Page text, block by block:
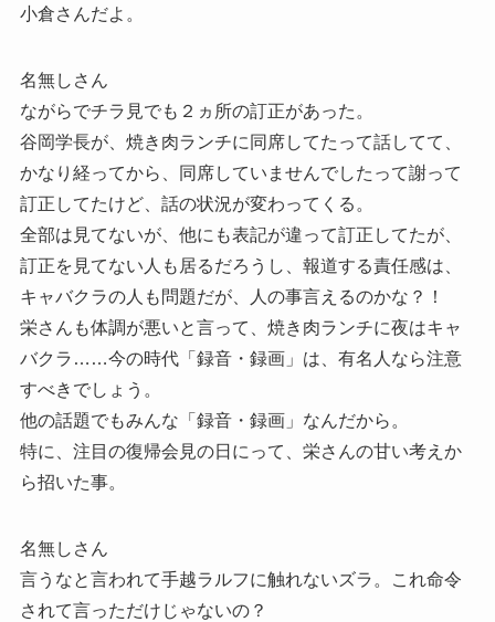
小倉さんだよ。
名無しさん
ながらでチラ見でも２ヵ所の訂正があった。
谷岡学長が、焼き肉ランチに同席してたって話してて、
かなり経ってから、同席していませんでしたって謝って
訂正してたけど、話の状況が変わってくる。
全部は見てないが、他にも表記が違って訂正してたが、
訂正を見てない人も居るだろうし、報道する責任感は、
キャバクラの人も問題だが、人の事言えるのかな？！
栄さんも体調が悪いと言って、焼き肉ランチに夜はキャ
バクラ……今の時代「録音・録画」は、有名人なら注意
すべきでしょう。
他の話題でもみんな「録音・録画」なんだから。
特に、注目の復帰会見の日にって、栄さんの甘い考えか
ら招いた事。
名無しさん
言うなと言われて手越ラルフに触れないズラ。これ命令
されて言っただけじゃないの？